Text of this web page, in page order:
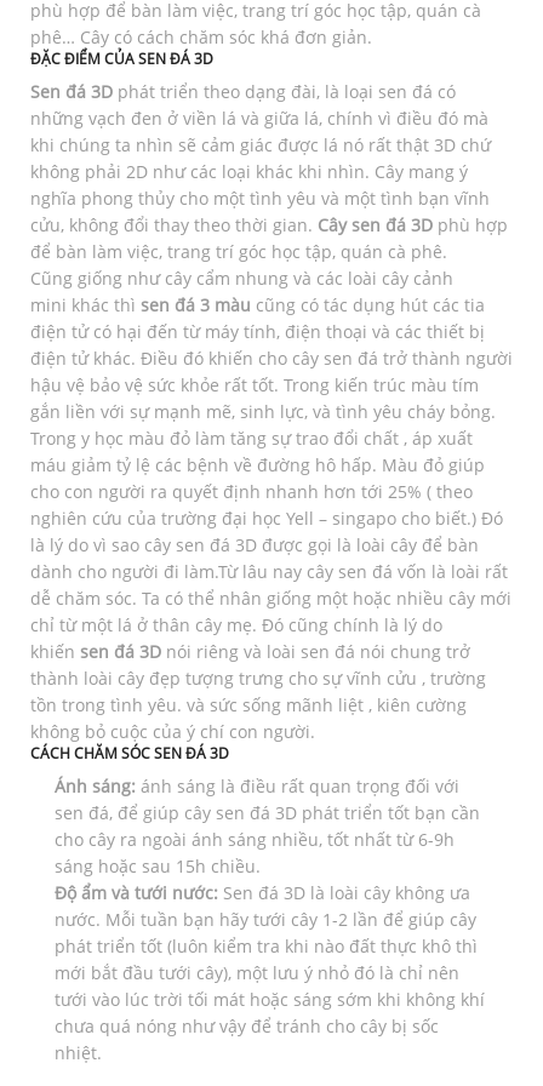
phù hợp để bàn làm việc, trang trí góc học tập, quán cà
phê… Cây có cách chăm sóc khá đơn giản.
ĐẶC ĐIỂM CỦA SEN ĐÁ 3D
Sen đá 3D phát triển theo dạng đài, là loại sen đá có
những vạch đen ở viền lá và giữa lá, chính vì điều đó mà
khi chúng ta nhìn sẽ cảm giác được lá nó rất thật 3D chứ
không phải 2D như các loại khác khi nhìn. Cây mang ý
nghĩa phong thủy cho một tình yêu và một tình bạn vĩnh
cửu, không đổi thay theo thời gian. Cây sen đá 3D phù hợp
để bàn làm việc, trang trí góc học tập, quán cà phê.
Cũng giống như cây cẩm nhung và các loài cây cảnh
mini khác thì sen đá 3 màu cũng có tác dụng hút các tia
điện tử có hại đến từ máy tính, điện thoại và các thiết bị
điện tử khác. Điều đó khiến cho cây sen đá trở thành người
hậu vệ bảo vệ sức khỏe rất tốt. Trong kiến trúc màu tím
gắn liền với sự mạnh mẽ, sinh lực, và tình yêu cháy bỏng.
Trong y học màu đỏ làm tăng sự trao đổi chất , áp xuất
máu giảm tỷ lệ các bệnh về đường hô hấp. Màu đỏ giúp
cho con người ra quyết định nhanh hơn tới 25% ( theo
nghiên cứu của trường đại học Yell – singapo cho biết.) Đó
là lý do vì sao cây sen đá 3D được gọi là loài cây để bàn
dành cho người đi làm.Từ lâu nay cây sen đá vốn là loài rất
dễ chăm sóc. Ta có thể nhân giống một hoặc nhiều cây mới
chỉ từ một lá ở thân cây mẹ. Đó cũng chính là lý do
khiến sen đá 3D nói riêng và loài sen đá nói chung trở
thành loài cây đẹp tượng trưng cho sự vĩnh cửu , trường
tồn trong tình yêu. và sức sống mãnh liệt , kiên cường
không bỏ cuộc của ý chí con người.
CÁCH CHĂM SÓC SEN ĐÁ 3D
Ánh sáng: ánh sáng là điều rất quan trọng đối với
sen đá, để giúp cây sen đá 3D phát triển tốt bạn cần
cho cây ra ngoài ánh sáng nhiều, tốt nhất từ 6-9h
sáng hoặc sau 15h chiều.
Độ ẩm và tưới nước: Sen đá 3D là loài cây không ưa
nước. Mỗi tuần bạn hãy tưới cây 1-2 lần để giúp cây
phát triển tốt (luôn kiểm tra khi nào đất thực khô thì
mới bắt đầu tưới cây), một lưu ý nhỏ đó là chỉ nên
tưới vào lúc trời tối mát hoặc sáng sớm khi không khí
chưa quá nóng như vậy để tránh cho cây bị sốc
nhiệt.